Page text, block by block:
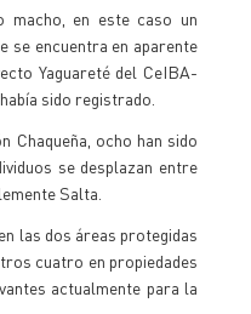
macho, en este caso un
se encuentra en aparente
Yaguareté del CeIBA-
sido registrado.
Chaqueña, ocho han sido
se desplazan entre
Salta.
las dos áreas protegidas
cuatro en propiedades
actualmente para la